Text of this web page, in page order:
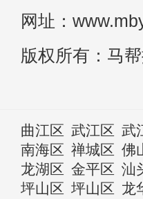
网址：
版权所有：马
曲江区 武江区 武
南海区 禅城区 佛
龙湖区 金平区 汕
坪山区 坪山区 龙